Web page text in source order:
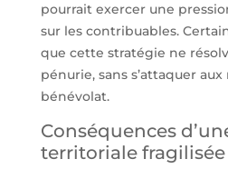
pourrait exercer une
sur les contribuables.
que cette stratégie ne
pénurie, sans s’attaquer
bénévolat.
Conséquences
territoriale fragilisée